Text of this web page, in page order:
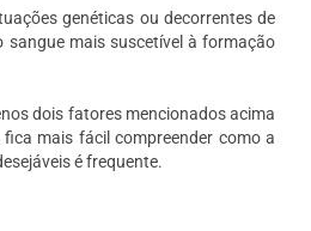
genéticas ou decorrentes de
sangue mais suscetível à formação
dois fatores mencionados acima
mais fácil compreender como a
é frequente.